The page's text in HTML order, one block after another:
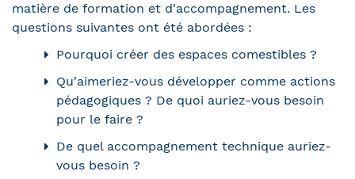
matière de formation et d'accompagnement. Les
questions suivantes ont été abordées :
Pourquoi créer des espaces comestibles ?
Qu'aimeriez-vous développer comme actions
pédagogiques ? De quoi auriez-vous besoin
pour le faire ?
De quel accompagnement technique auriez-
vous besoin ?